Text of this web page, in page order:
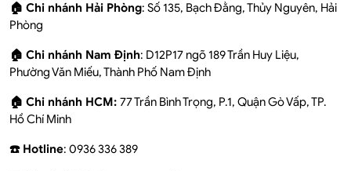
🏠 Chi nhánh Hải Phòng: Số 135, Bạch Đằng, Thủy Nguyên, Hải
Phòng
🏠 Chi nhánh Nam Định: D12P17 ngõ 189 Trần Huy Liệu,
Phường Văn Miếu, Thành Phố Nam Định
🏠 Chi nhánh HCM: 77 Trần Bình Trọng, P.1, Quận Gò Vấp, TP.
Hồ Chí Minh
☎️ Hotline: 0936 336 389